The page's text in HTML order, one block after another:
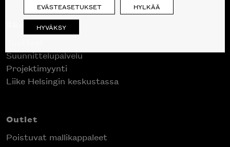
Skanno
Suunnittelupalvelu
Projektimyynti
Liike Helsingin keskustassa
Outlet
Poistuvat mallikappaleet
EVÄSTEASETUKSET HYLKÄÄ
HYVÄKSY